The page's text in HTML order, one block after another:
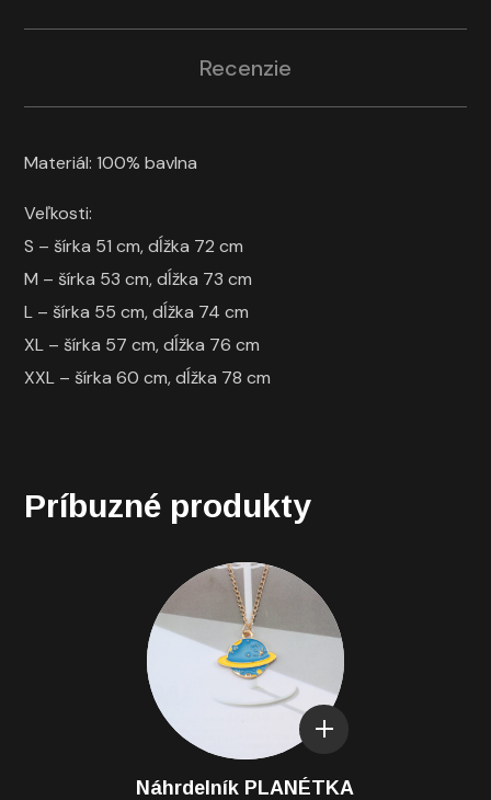
Recenzie
Materiál: 100% bavlna
Veľkosti:
S – šírka 51 cm, dĺžka 72 cm
M – šírka 53 cm, dĺžka 73 cm
L – šírka 55 cm, dĺžka 74 cm
XL – šírka 57 cm, dĺžka 76 cm
XXL – šírka 60 cm, dĺžka 78 cm
Príbuzné produkty
Náhrdelník PLANÉTKA